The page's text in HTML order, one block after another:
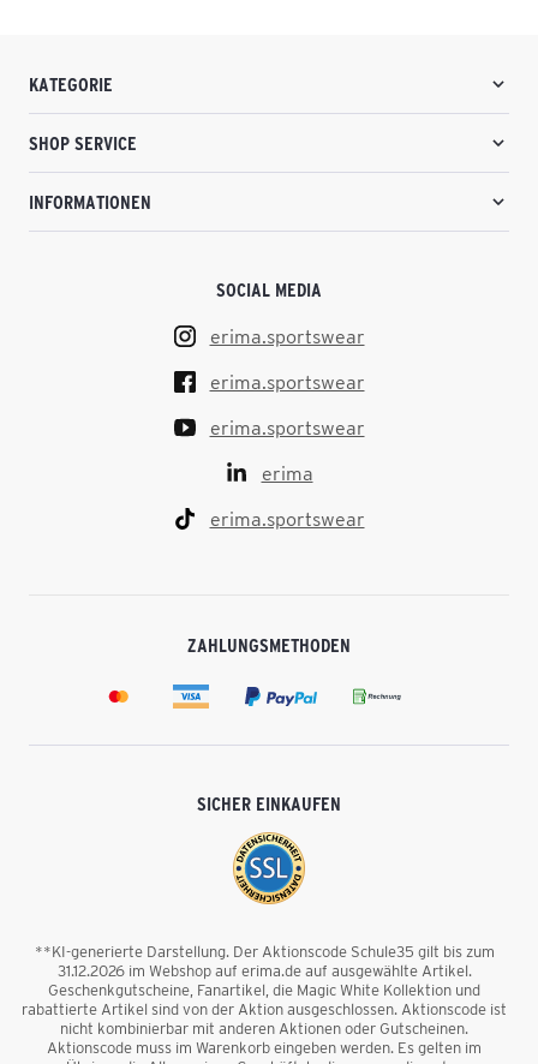
KATEGORIE
SHOP SERVICE
INFORMATIONEN
SOCIAL MEDIA
erima.sportswear
erima.sportswear
erima.sportswear
erima
erima.sportswear
ZAHLUNGSMETHODEN
SICHER EINKAUFEN
**KI-generierte Darstellung. Der Aktionscode Schule35 gilt bis zum
31.12.2026 im Webshop auf erima.de auf ausgewählte Artikel.
Geschenkgutscheine, Fanartikel, die Magic White Kollektion und
rabattierte Artikel sind von der Aktion ausgeschlossen. Aktionscode ist
nicht kombinierbar mit anderen Aktionen oder Gutscheinen.
Aktionscode muss im Warenkorb eingeben werden. Es gelten im